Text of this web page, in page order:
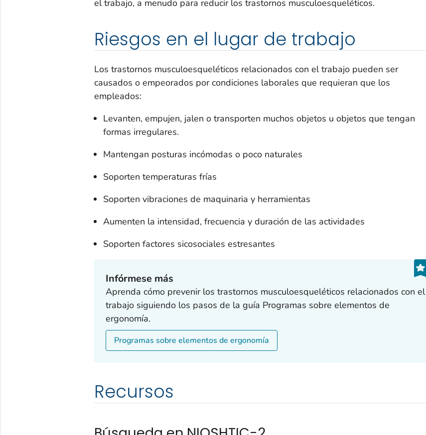
el trabajo, a menudo para reducir los trastornos musculoesqueléticos.
Riesgos en el lugar de trabajo
Los trastornos musculoesqueléticos relacionados con el trabajo pueden ser
causados o empeorados por condiciones laborales que requieran que los
empleados:
Levanten, empujen, jalen o transporten muchos objetos u objetos que tengan
formas irregulares.
Mantengan posturas incómodas o poco naturales
Soporten temperaturas frías
Soporten vibraciones de maquinaria y herramientas
Aumenten la intensidad, frecuencia y duración de las actividades
Soporten factores sicosociales estresantes
Infórmese más
Aprenda cómo prevenir los trastornos musculoesqueléticos relacionados con el
trabajo siguiendo los pasos de la guía Programas sobre elementos de
ergonomía.
Programas sobre elementos de ergonomía
Recursos